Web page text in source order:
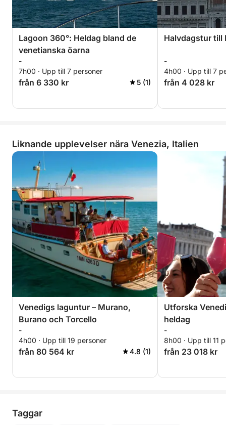
Lagoon 360°: Heldag bland de
venetianska öarna
-
7h00 · Upp till 7 personer
från 6 330 kr 5 (1)
Halvdagstur till
-
4h00 · Upp till 7
från 4 028 kr
Liknande upplevelser nära Venezia, Italien
Venedigs laguntur – Murano,
Burano och Torcello
-
4h00 · Upp till 19 personer
från 80 564 kr 4.8 (1)
Utforska
heldag
-
8h00 · Upp till 11
från 23 018 kr
Taggar